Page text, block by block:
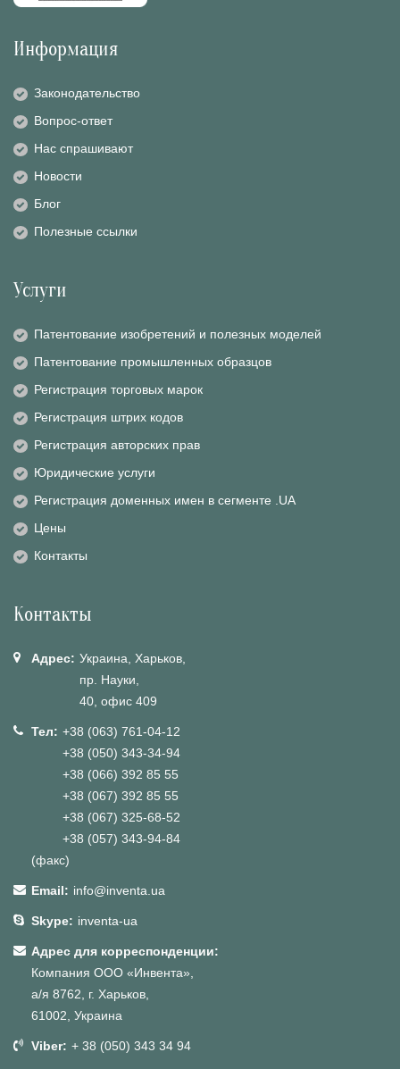
Информация
Законодательство
Вопрос-ответ
Нас спрашивают
Новости
Блог
Полезные ссылки
Услуги
Патентование изобретений и полезных моделей
Патентование промышленных образцов
Регистрация торговых марок
Регистрация штрих кодов
Регистрация авторских прав
Юридические услуги
Регистрация доменных имен в сегменте .UA
Цены
Контакты
Контакты
Адрес: Украина, Харьков,
пр. Науки,
40, офис 409
Тел: +38 (063) 761-04-12
+38 (050) 343-34-94
+38 (066) 392 85 55
+38 (067) 392 85 55
+38 (067) 325-68-52
+38 (057) 343-94-84
(факс)
Email: info@inventa.ua
Skype: inventa-ua
Адрес для корреспонденции:
Компания ООО «Инвента»,
а/я 8762, г. Харьков,
61002, Украина
Viber: + 38 (050) 343 34 94